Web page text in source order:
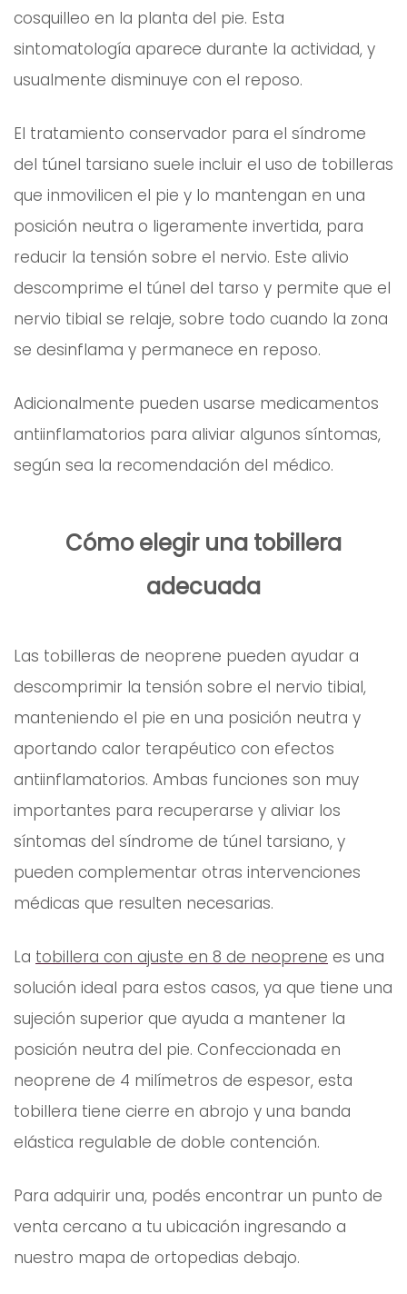
cosquilleo en la planta del pie. Esta
sintomatología aparece durante la actividad, y
usualmente disminuye con el reposo.
El tratamiento conservador para el síndrome
del túnel tarsiano suele incluir el uso de tobilleras
que inmovilicen el pie y lo mantengan en una
posición neutra o ligeramente invertida, para
reducir la tensión sobre el nervio. Este alivio
descomprime el túnel del tarso y permite que el
nervio tibial se relaje, sobre todo cuando la zona
se desinflama y permanece en reposo.
Adicionalmente pueden usarse medicamentos
antiinflamatorios para aliviar algunos síntomas,
según sea la recomendación del médico.
Cómo elegir una tobillera
adecuada
Las tobilleras de neoprene pueden ayudar a
descomprimir la tensión sobre el nervio tibial,
manteniendo el pie en una posición neutra y
aportando calor terapéutico con efectos
antiinflamatorios. Ambas funciones son muy
importantes para recuperarse y aliviar los
síntomas del síndrome de túnel tarsiano, y
pueden complementar otras intervenciones
médicas que resulten necesarias.
La tobillera con ajuste en 8 de neoprene es una
solución ideal para estos casos, ya que tiene una
sujeción superior que ayuda a mantener la
posición neutra del pie. Confeccionada en
neoprene de 4 milímetros de espesor, esta
tobillera tiene cierre en abrojo y una banda
elástica regulable de doble contención.
Para adquirir una, podés encontrar un punto de
venta cercano a tu ubicación ingresando a
nuestro mapa de ortopedias debajo.